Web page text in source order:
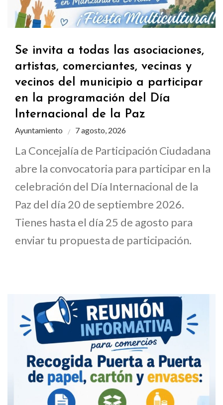
Se invita a todas las asociaciones,
artistas, comerciantes, vecinas y
vecinos del municipio a participar
en la programación del Día
Internacional de la Paz
Ayuntamiento 7 agosto, 2026
La Concejalía de Participación Ciudadana
abre la convocatoria para participar en la
celebración del Día Internacional de la
Paz del día 20 de septiembre 2026.
Tienes hasta el día 25 de agosto para
enviar tu propuesta de participación.